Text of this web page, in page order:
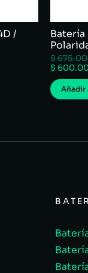
/
Batería
$
$
Añadir